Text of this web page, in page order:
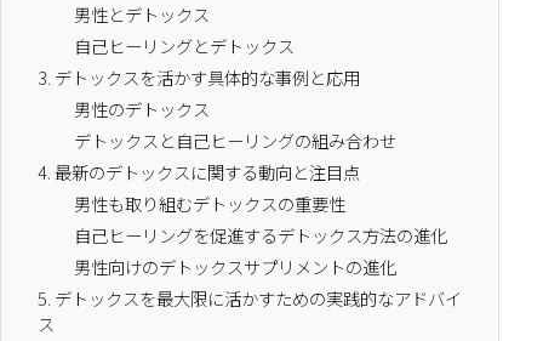
男性とデトックス
自己ヒーリングとデトックス
3. デトックスを活かす具体的な事例と応用
男性のデトックス
デトックスと自己ヒーリングの組み合わせ
4.最新のデトックスに関する動向と注目点
男性も取り組むデトックスの重要性
自己ヒーリングを促進するデトックス方法の進化
男性向けのデトックスサプリメントの進化
5. デトックスを最大限に活かすための実践的なアドバイ
ス